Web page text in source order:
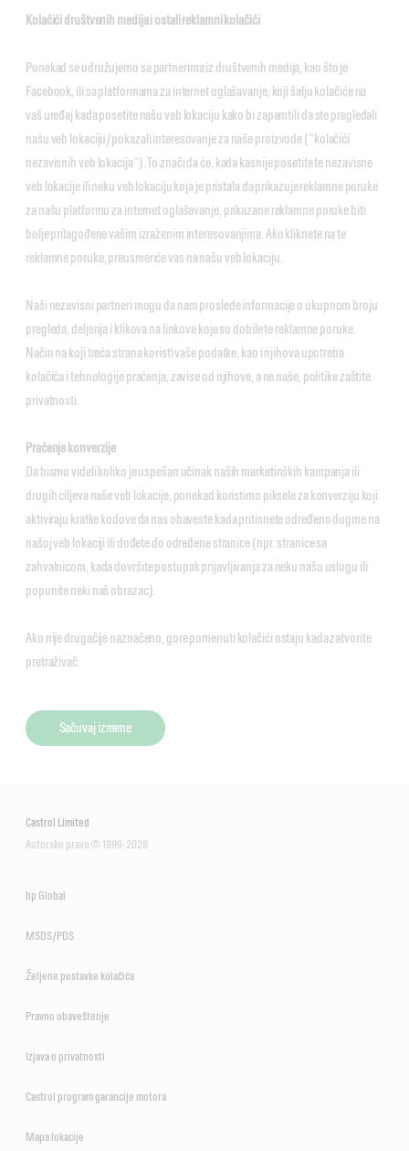
Kolačići društvenih medija i ostali reklamni kolačići
Ponekad se udružujemo sa partnerima iz društvenih medija, kao što je
Facebook, ili sa platformama za internet oglašavanje, koji šalju kolačiće na
vaš uređaj kada posetite našu veb lokaciju kako bi zapamtili da ste pregledali
našu veb lokaciju/pokazali interesovanje za naše proizvode ("kolačići
nezavisnih veb lokacija"). To znači da će, kada kasnije posetite te nezavisne
veb lokacije ili neku veb lokaciju koja je pristala da prikazuje reklamne poruke
za našu platformu za internet oglašavanje, prikazane reklamne poruke biti
bolje prilagođene vašim izraženim interesovanjima. Ako kliknete na te
reklamne poruke, preusmeriće vas na našu veb lokaciju.
Naši nezavisni partneri mogu da nam proslede informacije o ukupnom broju
pregleda, deljenja i klikova na linkove koje su dobile te reklamne poruke.
Način na koji treća strana koristi vaše podatke, kao i njihova upotreba
kolačića i tehnologije praćenja, zavise od njihove, a ne naše, politike zaštite
privatnosti.
Praćenje konverzije
Da bismo videli koliko je uspešan učinak naših marketinških kampanja ili
drugih ciljeva naše veb lokacije, ponekad koristimo piksele za konverziju koji
aktiviraju kratke kodove da nas obaveste kada pritisnete određeno dugme na
našoj veb lokaciji ili dođete do određene stranice (npr. stranice sa
zahvalnicom, kada dovršite postupak prijavljivanja za neku našu uslugu ili
popunite neki naš obrazac).
Ako nije drugačije naznačeno, gore pomenuti kolačići ostaju kada zatvorite
pretraživač.
Sačuvaj izmene
Castrol Limited
Autorsko pravo © 1999-2026
bp Global
MSDS/PDS
Željene postavke kolačića
Pravno obaveštenje
Izjava o privatnosti
Castrol program garancije motora
Mapa lokacije